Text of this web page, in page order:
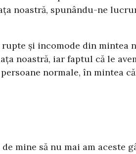
noastră, spunându-ne
și incomode din mintea
noastră, iar faptul că le
normale, în mintea
mine să nu mai am aceste